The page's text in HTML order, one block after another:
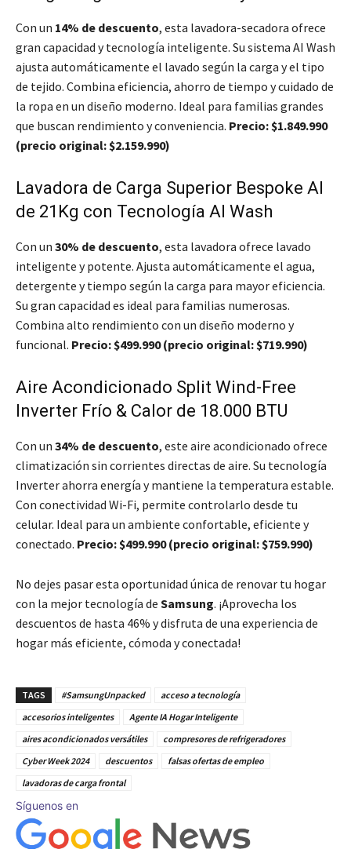
Con un 14% de descuento, esta lavadora-secadora ofrece
gran capacidad y tecnología inteligente. Su sistema AI Wash
ajusta automáticamente el lavado según la carga y el tipo
de tejido. Combina eficiencia, ahorro de tiempo y cuidado de
la ropa en un diseño moderno. Ideal para familias grandes
que buscan rendimiento y conveniencia. Precio: $1.849.990
(precio original: $2.159.990)
Lavadora de Carga Superior Bespoke AI
de 21Kg con Tecnología AI Wash
Con un 30% de descuento, esta lavadora ofrece lavado
inteligente y potente. Ajusta automáticamente el agua,
detergente y tiempo según la carga para mayor eficiencia.
Su gran capacidad es ideal para familias numerosas.
Combina alto rendimiento con un diseño moderno y
funcional. Precio: $499.990 (precio original: $719.990)
Aire Acondicionado Split Wind-Free
Inverter Frío & Calor de 18.000 BTU
Con un 34% de descuento, este aire acondicionado ofrece
climatización sin corrientes directas de aire. Su tecnología
Inverter ahorra energía y mantiene la temperatura estable.
Con conectividad Wi-Fi, permite controlarlo desde tu
celular. Ideal para un ambiente confortable, eficiente y
conectado. Precio: $499.990 (precio original: $759.990)
No dejes pasar esta oportunidad única de renovar tu hogar
con la mejor tecnología de Samsung. ¡Aprovecha los
descuentos de hasta 46% y disfruta de una experiencia de
hogar más eficiente, cómoda y conectada!
TAGS #SamsungUnpacked
acceso a tecnología
accesorios inteligentes
Agente IA Hogar Inteligente
aires acondicionados versátiles
compresores de refrigeradores
Cyber Week 2024
descuentos
falsas ofertas de empleo
lavadoras de carga frontal
Síguenos en